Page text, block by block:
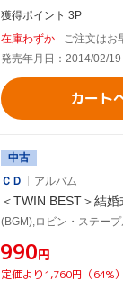
獲得ポイント 3P
在庫わずか
ご注文はお
発売年月日：2014/02/19
カート
中古
ＣＤ
アルバム
＜TWIN BEST＞結婚
¥990円
定価より1,760円（64%